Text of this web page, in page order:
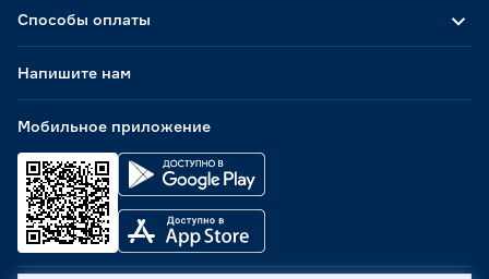
Способы оплаты
Мобильное приложение
Напишите нам